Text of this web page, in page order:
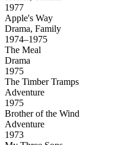
1977
Apple's Way
Drama, Family
1974–1975
The Meal
Drama
1975
The Timber Tramps
Adventure
1975
Brother of the Wind
Adventure
1973